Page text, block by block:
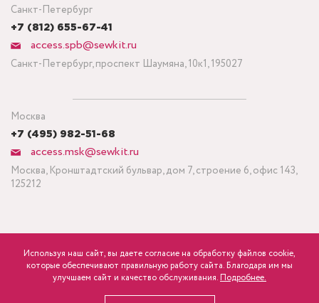
розница Минимальный заказ ткани от 3 метров
Санкт-Петербург
+7 (812) 655-67-41
access.spb@sewkit.ru
Санкт-Петербург, проспект Шаумяна, 10к1, 195027
Москва
+7 (495) 982-51-68
access.msk@sewkit.ru
Москва, Кронштадтский бульвар, дом 7, строение 6, офис 143,
125212
Политика конфиденциальности
ПОДПИСАТЬСЯ НА НОВОСТИ
Используя наш сайт, вы даете согласие на обработку файлов cookie,
которые обеспечивают правильную работу сайта. Благодаря им мы
улучшаем сайт и качество обслуживания. Подробнее.